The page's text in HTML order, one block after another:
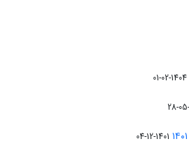
1404-02-01
1401-12-04